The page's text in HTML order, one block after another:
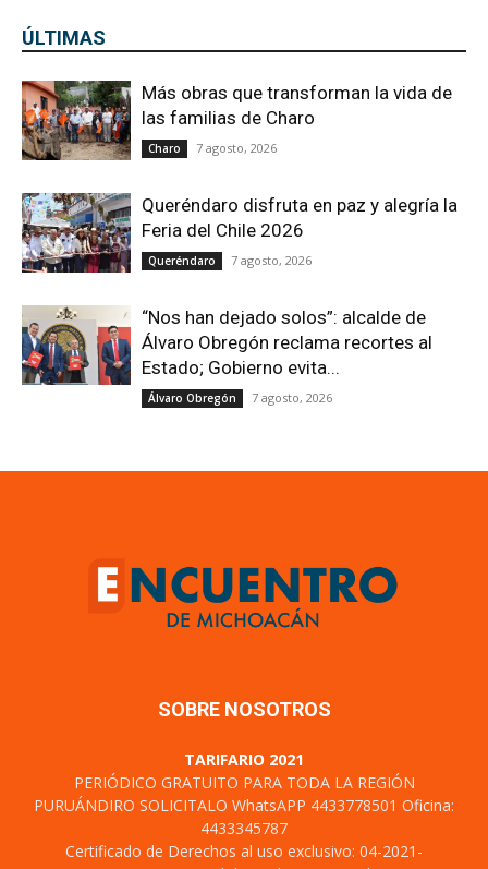
ÚLTIMAS
Más obras que transforman la vida de
las familias de Charo
Charo 7 agosto, 2026
Queréndaro disfruta en paz y alegría la
Feria del Chile 2026
Queréndaro 7 agosto, 2026
“Nos han dejado solos”: alcalde de
Álvaro Obregón reclama recortes al
Estado; Gobierno evita...
Álvaro Obregón 7 agosto, 2026
SOBRE NOSOTROS
TARIFARIO 2021
PERIÓDICO GRATUITO PARA TODA LA REGIÓN
PURUÁNDIRO SOLICITALO WhatsAPP 4433778501 Oficina:
4433345787
Certificado de Derechos al uso exclusivo: 04-2021-